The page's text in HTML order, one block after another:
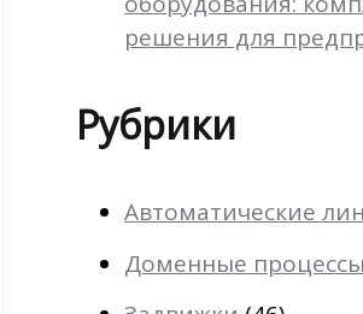
решения для
Рубрики
Автоматические
Доменные процессы